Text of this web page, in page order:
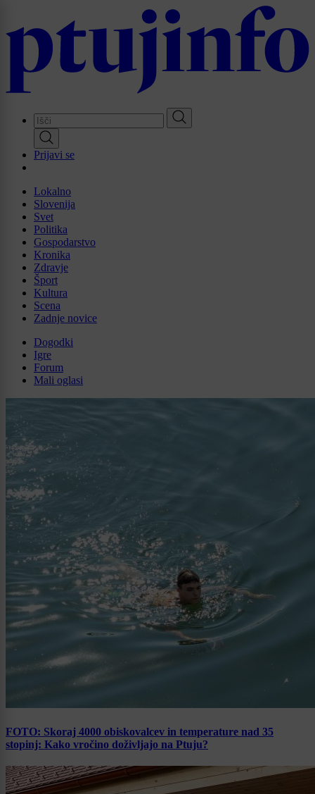
main
Prijavi se
Lokalno
Slovenija
Svet
Politika
Gospodarstvo
Kronika
Zdravje
Šport
Kultura
Scena
Zadnje novice
Dogodki
Igre
Forum
Mali oglasi
FOTO: Skoraj 4000 obiskovalcev in temperature nad 35
stopinj: Kako vročino doživljajo na Ptuju?